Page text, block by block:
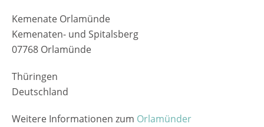
Kemenate Orlamünde
Kemenaten- und Spitalsberg
07768 Orlamünde
Thüringen
Deutschland
Weitere Informationen zum Orlamünder